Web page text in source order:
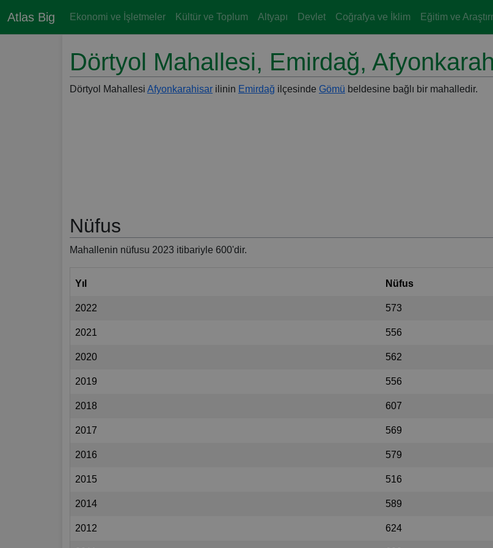
Atlas Big Ekonomi ve İşletmeler Kültür ve Toplum Altyapı Devlet Coğrafya ve İklim Eğitim ve
Dörtyol Mahallesi, Emirdağ,
Dörtyol Mahallesi Afyonkarahisar ilinin Emirdağ ilçesinde Gömü beldesine bağlı bir mahalledir.
Nüfus
Mahallenin nüfusu 2023 itibariyle 600'dir.
Yıl Nüfus
2022 573
2021 556
2020 562
2019 556
2018 607
2017 569
2016 579
2015 516
2014 589
2012 624